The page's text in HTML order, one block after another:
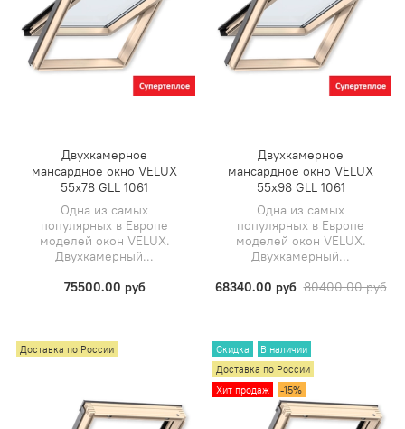
Двухкамерное
мансардное окно VELUX
55х78 GLL 1061
Одна из самых
популярных в Европе
моделей окон VELUX.
Двухкамерный...
75500.00 руб
Двухкамерное
мансардное окно VELUX
55х98 GLL 1061
Одна из самых
популярных в Европе
моделей окон VELUX.
Двухкамерный...
68340.00 руб 80400.00 руб
Доставка по России Скидка
В наличии
Доставка по России
Хит продаж
-15%